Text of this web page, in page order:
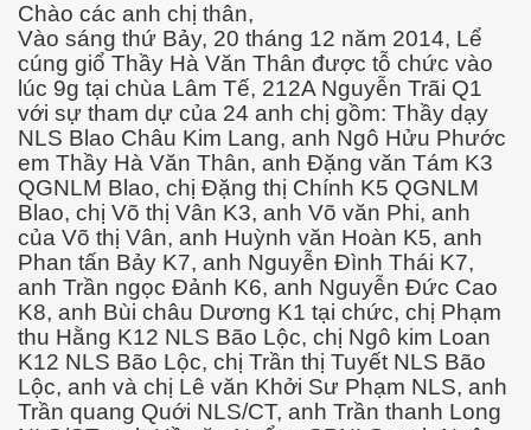
Chào các anh chị thân,
Vào sáng thứ Bảy, 20 tháng 12 năm 2014, Lể
cúng giổ Thầy Hà Văn Thân được tỗ chức vào
lúc 9g tại chùa Lâm Tế, 212A Nguyễn Trãi Q1
với sự tham dự của 24 anh chị gồm: Thầy dạy
NLS Blao Châu Kim Lang, anh Ngô Hửu Phước
em Thầy Hà Văn Thân, anh Đặng văn Tám K3
QGNLM Blao, chị Đặng thị Chính K5 QGNLM
Blao, chị Võ thị Vân K3, anh Võ văn Phi, anh
của Võ thị Vân, anh Huỳnh văn Hoàn K5, anh
Phan tấn Bảy K7, anh Nguyễn Đình Thái K7,
anh Trần ngọc Đảnh K6, anh Nguyễn Đức Cao
K8, anh Bùi châu Dương K1 tại chức, chị Phạm
thu Hằng K12 NLS Bão Lộc, chị Ngô kim Loan
K12 NLS Bão Lộc, chị Trần thị Tuyết NLS Bão
Lộc, anh và chị Lê văn Khởi Sư Phạm NLS, anh
Trần quang Quới NLS/CT, anh Trần thanh Long